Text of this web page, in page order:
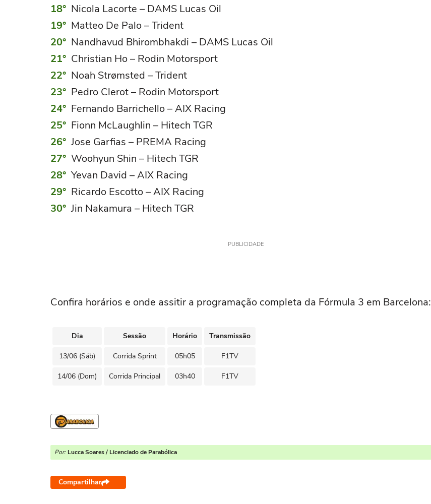
Nicola Lacorte – DAMS Lucas Oil
Matteo De Palo – Trident
Nandhavud Bhirombhakdi – DAMS Lucas Oil
Christian Ho – Rodin Motorsport
Noah Strømsted – Trident
Pedro Clerot – Rodin Motorsport
Fernando Barrichello – AIX Racing
Fionn McLaughlin – Hitech TGR
Jose Garfias – PREMA Racing
Woohyun Shin – Hitech TGR
Yevan David – AIX Racing
Ricardo Escotto – AIX Racing
Jin Nakamura – Hitech TGR
PUBLICIDADE
Confira horários e onde assitir a programação completa da Fórmula 3 em Barcelona:
Dia Sessão Horário Transmissão
13/06 (Sáb) Corrida Sprint 05h05 F1TV
14/06 (Dom) Corrida Principal 03h40 F1TV
Por: Lucca Soares / Licenciado de Parabólica
Compartilhar